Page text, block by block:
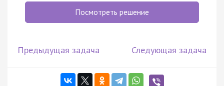
Посмотреть решение
Предыдущая задача Следующая задача